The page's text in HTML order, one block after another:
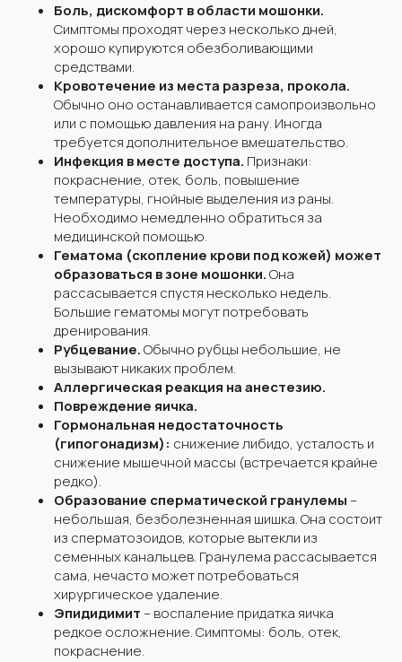
Боль, дискомфорт в области мошонки.
Симптомы проходят через несколько дней,
хорошо купируются обезболивающими
средствами.
Кровотечение из места разреза, прокола.
Обычно оно останавливается самопроизвольно
или с помощью давления на рану. Иногда
требуется дополнительное вмешательство.
Инфекция в месте доступа. Признаки:
покраснение, отек, боль, повышение
температуры, гнойные выделения из раны.
Необходимо немедленно обратиться за
медицинской помощью.
Гематома (скопление крови под кожей) может
образоваться в зоне мошонки.Она
рассасывается спустя несколько недель.
Большие гематомы могут потребовать
дренирования.
Рубцевание.Обычно рубцы небольшие, не
вызывают никаких проблем.
Аллергическая реакция на анестезию.
Повреждение яичка.
Гормональная недостаточность
(гипогонадизм): снижение либидо, усталость и
снижение мышечной массы (встречается крайне
редко).
Образование сперматической гранулемы –
небольшая, безболезненная шишка. Она состоит
из сперматозоидов, которые вытекли из
семенных канальцев. Гранулема рассасывается
сама, нечасто может потребоваться
хирургическое удаление.
Эпидидимит – воспаление придатка яичка
редкое осложнение. Симптомы: боль, отек,
покраснение.